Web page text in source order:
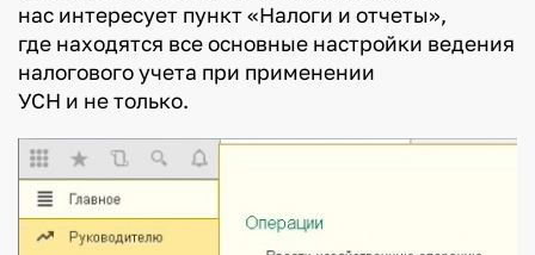
нас интересует пункт «Налоги и отчеты»,
где находятся все основные настройки ведения
налогового учета при применении
УСН и не только.